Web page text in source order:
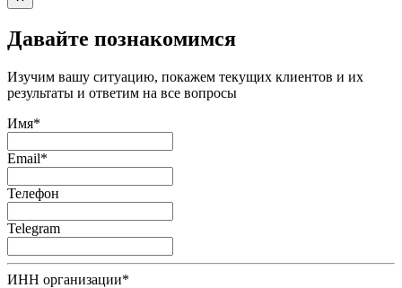
Давайте познакомимся
Изучим вашу ситуацию, покажем текущих клиентов и их
результаты и ответим на все вопросы
Имя*
Email*
Телефон
Telegram
ИНН организации*